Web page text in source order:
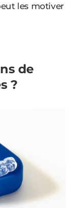
les motiver
de
?